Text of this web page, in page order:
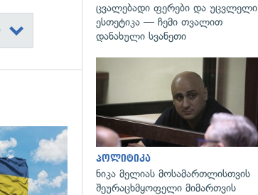
გადახედვა
ცვალებადი ფერები და უცვლელი
ესთეტიკა — ჩემი თვალით
დანახული სვანეთი
პოლიტიკა
ნიკა მელიას მოსამართლისთვის
შეურაცხმყოფელი მიმართვის